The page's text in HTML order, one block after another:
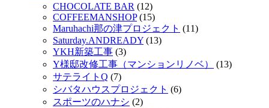
CHOCOLATE BAR (12)
COFFEEMANSHOP(15)
Maruhachi那の津プロジェクト (11)
Saturday.ANDREADY (13)
YKH新築工事 (3)
Y様邸改修工事（マンションリノベ）
(13)
サテライトQ (7)
シバタハウスプロジェクト (6)
スポーツのハナシ (2)